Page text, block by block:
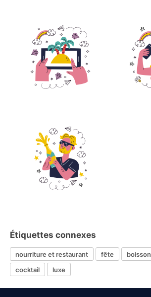
Étiquettes connexes
nourriture et restaurant fête boisson
cocktail
luxe